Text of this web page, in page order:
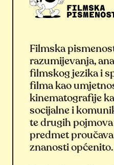
Filmska
razumijevanja,
filmskog jezika i
filma kao
kinematografije
socijalne i
te drugih
predmet
znanosti općenito.